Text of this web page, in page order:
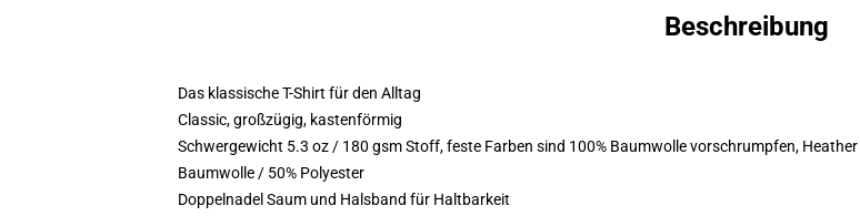
Beschreibung
Das klassische T-Shirt für den Alltag
Classic, großzügig, kastenförmig
Schwergewicht 5.3 oz / 180 gsm Stoff, feste Farben sind 100% Baumwolle vorschrumpfen,
Baumwolle / 50% Polyester
Doppelnadel Saum und Halsband für Haltbarkeit